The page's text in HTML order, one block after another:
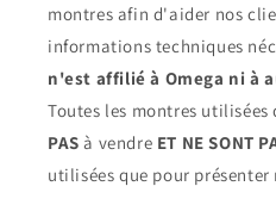
montres afin d'aider nos
informations techniques
n'est affilié à Omega ni à
Toutes les montres utilisées
PAS à vendre ET NE SONT
utilisées que pour